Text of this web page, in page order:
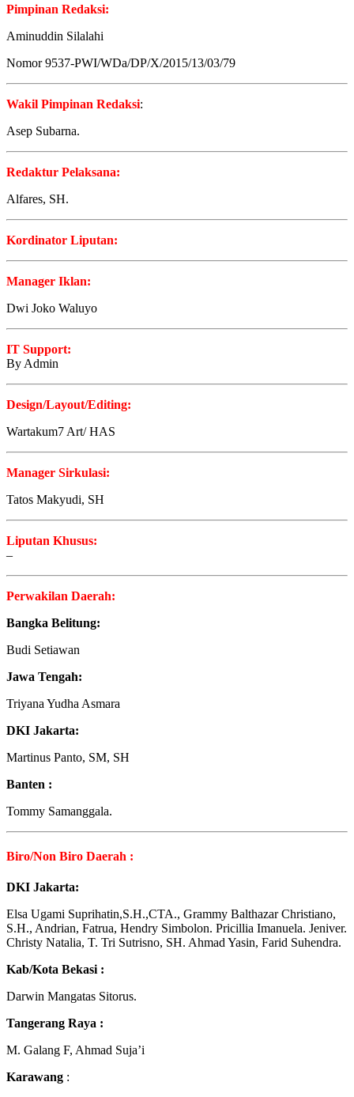
Pimpinan Redaksi:
Aminuddin Silalahi
Nomor 9537-PWI/WDa/DP/X/2015/13/03/79
Wakil Pimpinan Redaksi:
Asep Subarna.
Redaktur Pelaksana:
Alfares, SH.
Kordinator Liputan:
Manager Iklan:
Dwi Joko Waluyo
IT Support:
By Admin
Design/Layout/Editing:
Wartakum7 Art/ HAS
Manager Sirkulasi:
Tatos Makyudi, SH
Liputan Khusus:
–
Perwakilan Daerah:
Bangka Belitung:
Budi Setiawan
Jawa Tengah:
Triyana Yudha Asmara
DKI Jakarta:
Martinus Panto, SM, SH
Banten :
Tommy Samanggala.
Biro/Non Biro Daerah :
DKI Jakarta:
Elsa Ugami Suprihatin,S.H.,CTA., Grammy Balthazar Christiano,
S.H., Andrian, Fatrua, Hendry Simbolon. Pricillia Imanuela. Jeniver.
Christy Natalia, T. Tri Sutrisno, SH. Ahmad Yasin, Farid Suhendra.
Kab/Kota Bekasi :
Darwin Mangatas Sitorus.
Tangerang Raya :
M. Galang F, Ahmad Suja’i
Karawang :